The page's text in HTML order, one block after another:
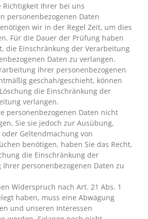
Richtigkeit Ihrer bei uns
personenbezogenen Daten
wir in der Regel Zeit, um dies
Für die Dauer der Prüfung haben
die Einschränkung der Verarbeitung
Daten zu verlangen.
Ihrer personenbezogenen
geschah/geschieht, können
die Einschränkung der
verlangen.
personenbezogenen Daten nicht
Sie sie jedoch zur Ausübung,
Geltendmachung von
benötigen, haben Sie das Recht,
die Einschränkung der
Ihrer personenbezogenen Daten zu
Widerspruch nach Art. 21 Abs. 1
haben, muss eine Abwägung
und unseren Interessen